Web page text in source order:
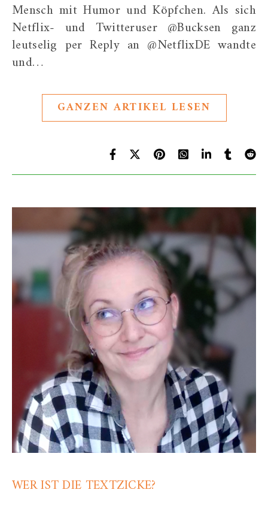
Mensch mit Humor und Köpfchen. Als sich
Netflix- und Twitteruser @Bucksen ganz
leutselig per Reply an @NetflixDE wandte
und…
GANZEN ARTIKEL LESEN
WER IST DIE TEXTZICKE?